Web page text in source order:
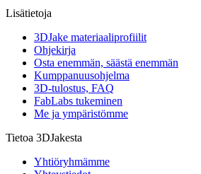
Lisätietoja
3DJake materiaaliprofiilit
Ohjekirja
Osta enemmän, säästä enemmän
Kumppanuusohjelma
3D-tulostus, FAQ
FabLabs tukeminen
Me ja ympäristömme
Tietoa 3DJakesta
Yhtiöryhmämme